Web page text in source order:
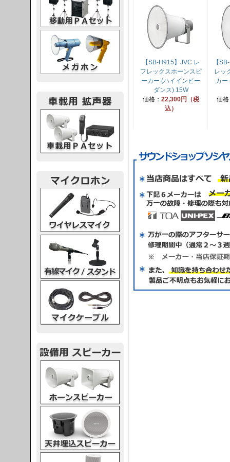
【SB-H915】JVC レ
フレックスホーンスピ
ーカー (ハイインピー
ダンス) 15W
価格： 22,300円（税
込）
【
レッ
カー
価